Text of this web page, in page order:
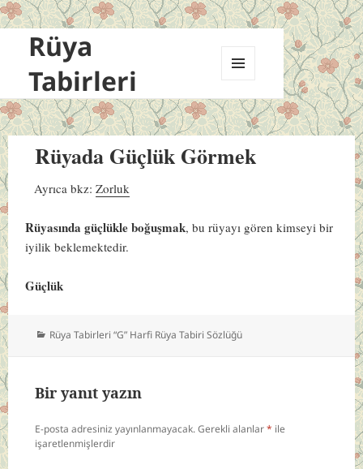
Rüya
Tabirleri
VE
BILEŞENLER
Rüyada Güçlük Görmek
Ayrıca bkz:Zorluk
Rüyasında güçlükle boğuşmak, bu rüyayı gören kimseyi bir
iyilik beklemektedir.
Güçlük
Kategoriler
Rüya Tabirleri “G” Harfi Rüya Tabiri Sözlüğü
Bir yanıt yazın
E-posta adresiniz yayınlanmayacak.Gerekli alanlar* ile
işaretlenmişlerdir